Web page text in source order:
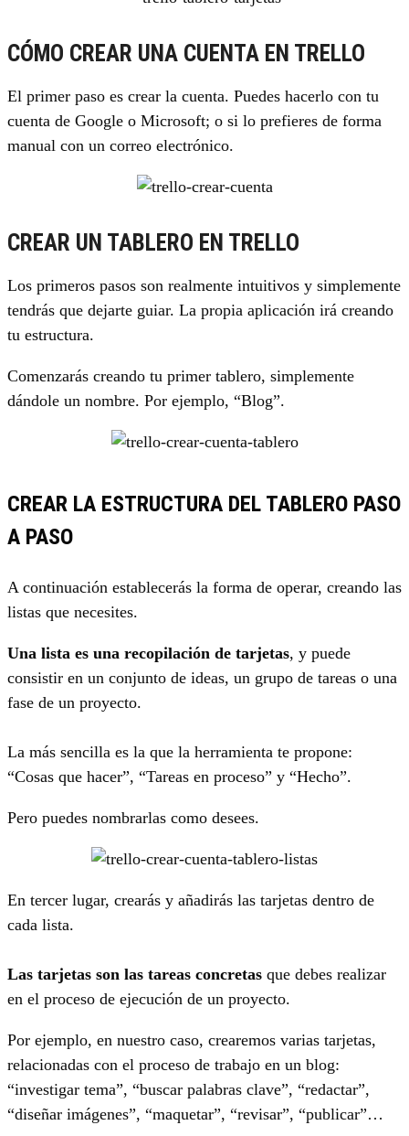
CÓMO CREAR UNA CUENTA EN TRELLO
El primer paso es crear la cuenta. Puedes hacerlo con tu
cuenta de Google o Microsoft; o si lo prefieres de forma
manual con un correo electrónico.
CREAR UN TABLERO EN TRELLO
Los primeros pasos son realmente intuitivos y simplemente
tendrás que dejarte guiar. La propia aplicación irá creando
tu estructura.
Comenzarás creando tu primer tablero, simplemente
dándole un nombre. Por ejemplo, “Blog”.
CREAR LA ESTRUCTURA DEL TABLERO PASO
A PASO
A continuación establecerás la forma de operar, creando las
listas que necesites.
Una lista es una recopilación de tarjetas, y puede
consistir en un conjunto de ideas, un grupo de tareas o una
fase de un proyecto.
La más sencilla es la que la herramienta te propone:
“Cosas que hacer”, “Tareas en proceso” y “Hecho”.
Pero puedes nombrarlas como desees.
En tercer lugar, crearás y añadirás las tarjetas dentro de
cada lista.
Las tarjetas son las tareas concretas que debes realizar
en el proceso de ejecución de un proyecto.
Por ejemplo, en nuestro caso, crearemos varias tarjetas,
relacionadas con el proceso de trabajo en un blog:
“investigar tema”, “buscar palabras clave”, “redactar”,
“diseñar imágenes”, “maquetar”, “revisar”, “publicar”…